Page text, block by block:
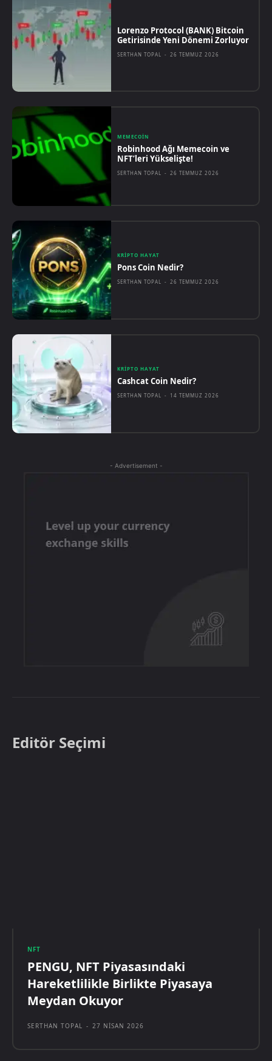
Lorenzo Protocol (BANK) Bitcoin
Getirisinde Yeni Dönemi Zorluyor
SERTHAN TOPAL - 26 TEMMUZ 2026
MEMECOIN
Robinhood Ağı Memecoin ve
NFT’leri Yükselişte!
SERTHAN TOPAL - 26 TEMMUZ 2026
KRIPTO HAYAT
Pons Coin Nedir?
SERTHAN TOPAL - 26 TEMMUZ 2026
KRIPTO HAYAT
Cashcat Coin Nedir?
SERTHAN TOPAL - 14 TEMMUZ 2026
- Advertisement -
Editör Seçimi
NFT
PENGU, NFT Piyasasındaki
Hareketlilikle Birlikte Piyasaya
Meydan Okuyor
SERTHAN TOPAL - 27 NISAN 2026